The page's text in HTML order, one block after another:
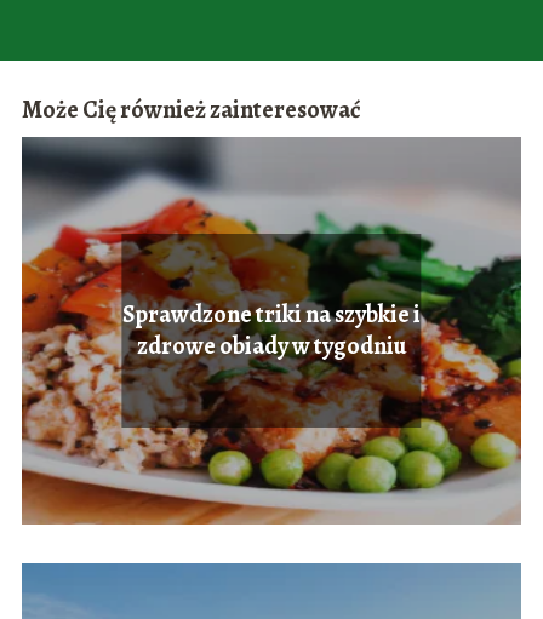
Może Cię również zainteresować
Sprawdzone triki na szybkie i
zdrowe obiady w tygodniu